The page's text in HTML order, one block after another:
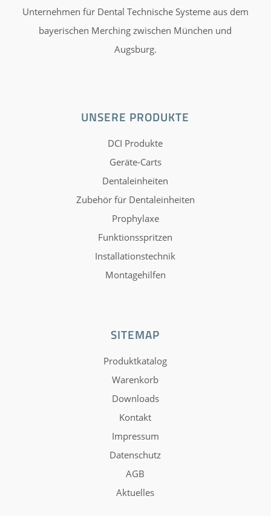
Unternehmen für Dental Technische Systeme aus dem
bayerischen Merching zwischen München und
Augsburg.
UNSERE PRODUKTE
DCI Produkte
Geräte-Carts
Dentaleinheiten
Zubehör für Dentaleinheiten
Prophylaxe
Funktionsspritzen
Installationstechnik
Montagehilfen
SITEMAP
Produktkatalog
Warenkorb
Downloads
Kontakt
Impressum
Datenschutz
AGB
Aktuelles